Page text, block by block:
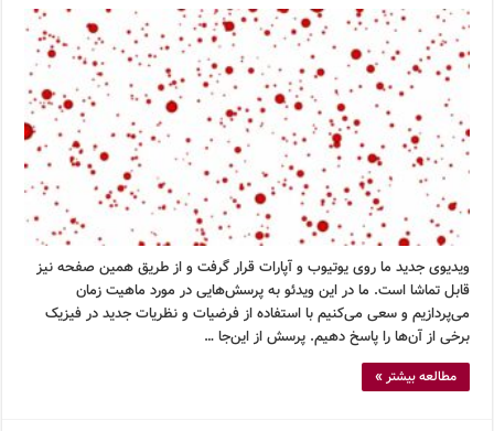
ویدیوی جدید ما روی یوتیوب و آپارات قرار گرفت و از طریق همین صفحه نیز
قابل تماشا است. ما در این ویدئو به پرسش‌هایی در مورد ماهیت زمان
می‌پردازیم و سعی می‌کنیم با استفاده از فرضیات و نظریات جدید در فیزیک
برخی از آن‌ها را پاسخ دهیم. پرسش از این‌جا …
مطالعه بیشتر »